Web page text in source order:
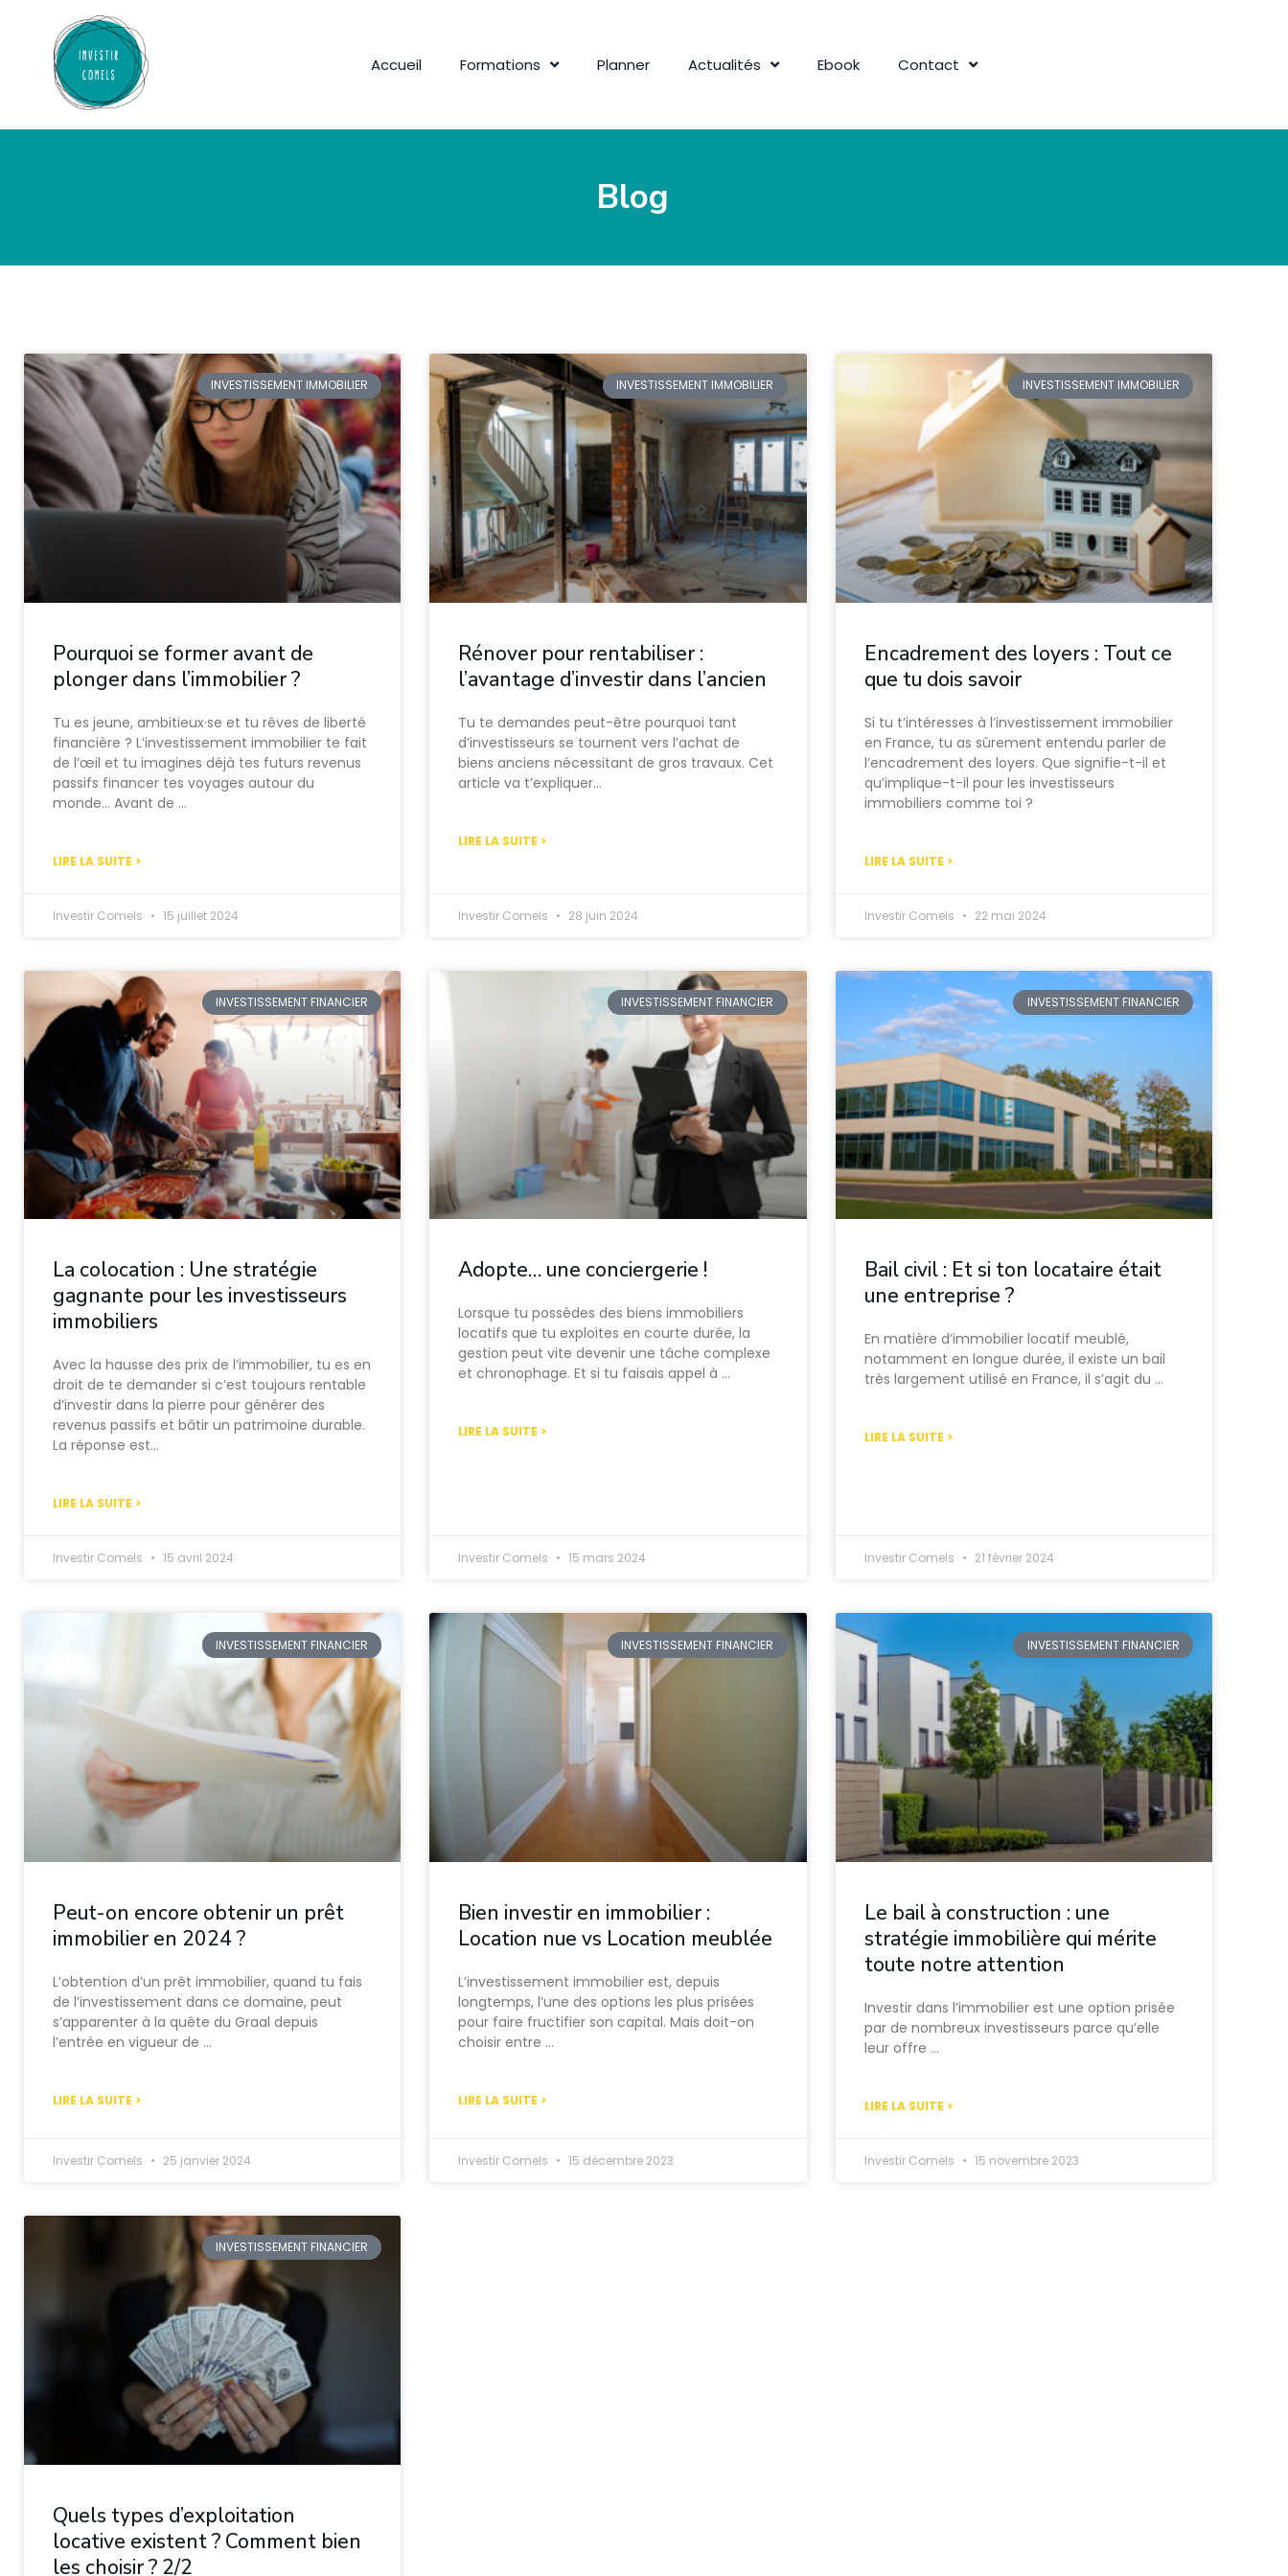
Accueil Formations Planner Actualités Ebook Contact
Blog
INVESTISSEMENT IMMOBILIER
Pourquoi se former avant de
plonger dans l’immobilier ?
Tu es jeune, ambitieux·se et tu rêves de liberté
financière ? L’investissement immobilier te fait
de l’œil et tu imagines déjà tes futurs revenus
passifs financer tes voyages autour du
monde… Avant de …
LIRE LA SUITE >
Investir Comels 15 juillet 2024
INVESTISSEMENT IMMOBILIER
Rénover pour rentabiliser :
l’avantage d’investir dans l’ancien
Tu te demandes peut-être pourquoi tant
d’investisseurs se tournent vers l’achat de
biens anciens nécessitant de gros travaux. Cet
article va t’expliquer…
LIRE LA SUITE >
Investir Comels 28 juin 2024
INVESTISSEMENT IMMOBILIER
Encadrement des loyers : Tout ce
que tu dois savoir
Si tu t’intéresses à l’investissement immobilier
en France, tu as sûrement entendu parler de
l’encadrement des loyers. Que signifie-t-il et
qu’implique-t-il pour les investisseurs
immobiliers comme toi ?
LIRE LA SUITE >
Investir Comels 22 mai 2024
INVESTISSEMENT FINANCIER
La colocation : Une stratégie
gagnante pour les investisseurs
immobiliers
Avec la hausse des prix de l’immobilier, tu es en
droit de te demander si c’est toujours rentable
d’investir dans la pierre pour générer des
revenus passifs et bâtir un patrimoine durable.
La réponse est…
LIRE LA SUITE >
Investir Comels 15 avril 2024
INVESTISSEMENT FINANCIER
Adopte… une conciergerie !
Lorsque tu possèdes des biens immobiliers
locatifs que tu exploites en courte durée, la
gestion peut vite devenir une tâche complexe
et chronophage. Et si tu faisais appel à …
LIRE LA SUITE >
Investir Comels 15 mars 2024
INVESTISSEMENT FINANCIER
Bail civil : Et si ton locataire était
une entreprise ?
En matière d’immobilier locatif meublé,
notamment en longue durée, il existe un bail
très largement utilisé en France, il s’agit du …
LIRE LA SUITE >
Investir Comels 21 février 2024
INVESTISSEMENT FINANCIER
Peut-on encore obtenir un prêt
immobilier en 2024 ?
L’obtention d’un prêt immobilier, quand tu fais
de l’investissement dans ce domaine, peut
s’apparenter à la quête du Graal depuis
l’entrée en vigueur de …
LIRE LA SUITE >
Investir Comels 25 janvier 2024
INVESTISSEMENT FINANCIER
Bien investir en immobilier :
Location nue vs Location meublée
L’investissement immobilier est, depuis
longtemps, l’une des options les plus prisées
pour faire fructifier son capital. Mais doit-on
choisir entre …
LIRE LA SUITE >
Investir Comels 15 décembre 2023
INVESTISSEMENT FINANCIER
Le bail à construction : une
stratégie immobilière qui mérite
toute notre attention
Investir dans l’immobilier est une option prisée
par de nombreux investisseurs parce qu’elle
leur offre …
LIRE LA SUITE >
Investir Comels 15 novembre 2023
INVESTISSEMENT FINANCIER
Quels types d’exploitation
locative existent ? Comment bien
les choisir ? 2/2